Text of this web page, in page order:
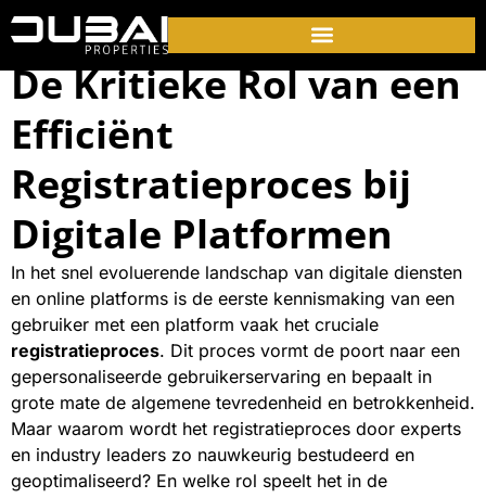
De Kritieke Rol van een
Efficiënt
Registratieproces bij
Digitale Platformen
In het snel evoluerende landschap van digitale diensten
en online platforms is de eerste kennismaking van een
gebruiker met een platform vaak het cruciale
registratieproces. Dit proces vormt de poort naar een
gepersonaliseerde gebruikerservaring en bepaalt in
grote mate de algemene tevredenheid en betrokkenheid.
Maar waarom wordt het registratieproces door experts
en industry leaders zo nauwkeurig bestudeerd en
geoptimaliseerd? En welke rol speelt het in de